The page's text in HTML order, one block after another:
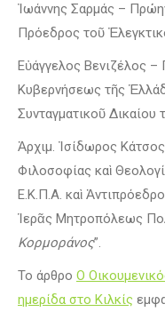
Ἰωάννης Σαρμάς –
Πρόεδρος τοῦ
Εὐάγγελος Βενιζέλος
Κυβερνήσεως τῆς
Συνταγματικοῦ Δικαίου
Ἀρχιμ. Ἰσίδωρος
Φιλοσοφίας καὶ
Ε.Κ.Π.Α. καὶ
Ἱερᾶς Μητροπόλεως
Κορμοράνος”.
Το άρθρο Ο
ημερίδα στο Κιλκίς